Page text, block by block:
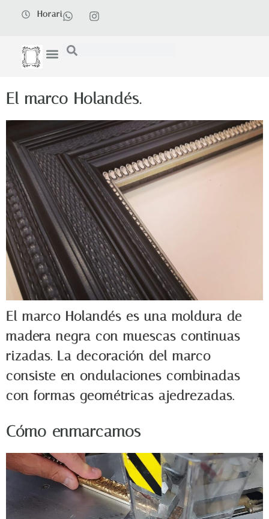
Horari
El marco Holandés.
El marco Holandés es una moldura de
madera negra con muescas continuas
rizadas. La decoración del marco
consiste en ondulaciones combinadas
con formas geométricas ajedrezadas.
Cómo enmarcamos